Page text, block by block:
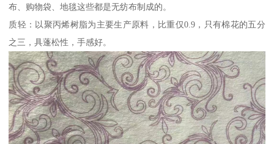
布、购物袋、地毯这些都是无纺布制成的。
质轻：以聚丙烯树脂为主要生产原料，比重仅0.9，只有棉花的五分
之三，具蓬松性，手感好。